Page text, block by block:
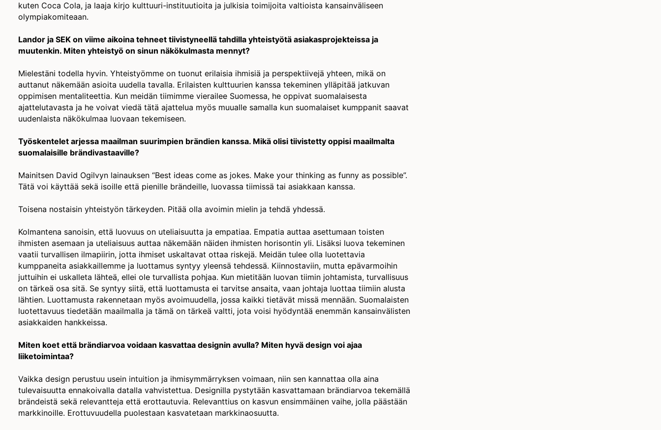
kuten Coca Cola, ja laaja kirjo kulttuuri-instituutioita ja julkisia toimijoita valtioista kansainväliseen
olympiakomiteaan.
Landor ja SEK on viime aikoina tehneet tiivistyneellä tahdilla yhteistyötä asiakasprojekteissa ja
muutenkin. Miten yhteistyö on sinun näkökulmasta mennyt?
Mielestäni todella hyvin. Yhteistyömme on tuonut erilaisia ihmisiä ja perspektiivejä yhteen, mikä on
auttanut näkemään asioita uudella tavalla. Erilaisten kulttuurien kanssa tekeminen ylläpitää jatkuvan
oppimisen mentaliteettia. Kun meidän tiimimme vierailee Suomessa, he oppivat suomalaisesta
ajattelutavasta ja he voivat viedä tätä ajattelua myös muualle samalla kun suomalaiset kumppanit saavat
uudenlaista näkökulmaa luovaan tekemiseen.
Työskentelet arjessa maailman suurimpien brändien kanssa. Mikä olisi tiivistetty oppisi maailmalta
suomalaisille brändivastaaville?
Mainitsen David Ogilvyn lainauksen “Best ideas come as jokes. Make your thinking as funny as possible”.
Tätä voi käyttää sekä isoille että pienille brändeille, luovassa tiimissä tai asiakkaan kanssa.
Toisena nostaisin yhteistyön tärkeyden. Pitää olla avoimin mielin ja tehdä yhdessä.
Kolmantena sanoisin, että luovuus on uteliaisuutta ja empatiaa. Empatia auttaa asettumaan toisten
ihmisten asemaan ja uteliaisuus auttaa näkemään näiden ihmisten horisontin yli. Lisäksi luova tekeminen
vaatii turvallisen ilmapiirin, jotta ihmiset uskaltavat ottaa riskejä. Meidän tulee olla luotettavia
kumppaneita asiakkaillemme ja luottamus syntyy yleensä tehdessä. Kiinnostaviin, mutta epävarmoihin
juttuihin ei uskalleta lähteä, ellei ole turvallista pohjaa. Kun mietitään luovan tiimin johtamista, turvallisuus
on tärkeä osa sitä. Se syntyy siitä, että luottamusta ei tarvitse ansaita, vaan johtaja luottaa tiimiin alusta
lähtien. Luottamusta rakennetaan myös avoimuudella, jossa kaikki tietävät missä mennään. Suomalaisten
luotettavuus tiedetään maailmalla ja tämä on tärkeä valtti, jota voisi hyödyntää enemmän kansainvälisten
asiakkaiden hankkeissa.
Miten koet että brändiarvoa voidaan kasvattaa designin avulla? Miten hyvä design voi ajaa
liiketoimintaa?
Vaikka design perustuu usein intuition ja ihmisymmärryksen voimaan, niin sen kannattaa olla aina
tulevaisuutta ennakoivalla datalla vahvistettua. Designilla pystytään kasvattamaan brändiarvoa tekemällä
brändeistä sekä relevantteja että erottautuvia. Relevanttius on kasvun ensimmäinen vaihe, jolla päästään
markkinoille. Erottuvuudella puolestaan kasvatetaan markkinaosuutta.